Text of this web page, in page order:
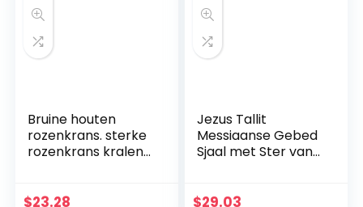
Bruine houten
rozenkrans. sterke
rozenkrans kralen
$23.28
Jezus Tallit
Messiaanse Gebed
Sjaal met Ster van
$29.03